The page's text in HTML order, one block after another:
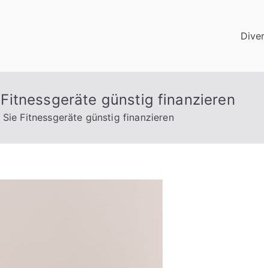
günstig finanzieren
Fitnessgeräte günstig finanzieren